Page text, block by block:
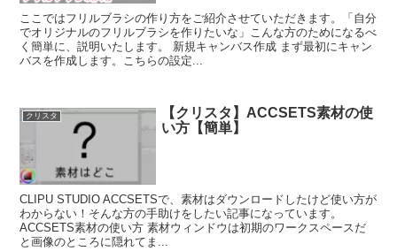
ここではフリルブラシの作り方をご紹介させていただきます。「自分
でオリジナルのフリルブラシを作りたいな」こんな方のためになるべ
く簡単に、説明いたします。 新規キャンバス作成 まず最初にキャン
バスを作成します。こちらの設定...
クリスタ
【クリスタ】ACCSETS素材の使
い方【簡単】
CLIPU STUDIO ACCSETSで、素材はダウンロードしたけど使い方が
わからない！そんな方の手助けをしたい記事になっています。
ACCSETS素材の使い方 素材ウィンドウは初期のワークスペースだ
と画像のところに隠れてま...